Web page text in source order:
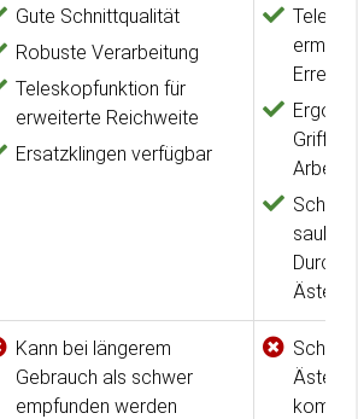
Gute Schnittqualität
Robuste Verarbeitung
Teleskopfunktion für
erweiterte Reichweite
Ersatzklingen verfügbar
Griffe
Ästen
Kann bei längerem
Gebrauch als schwer
empfunden werden
Ästen